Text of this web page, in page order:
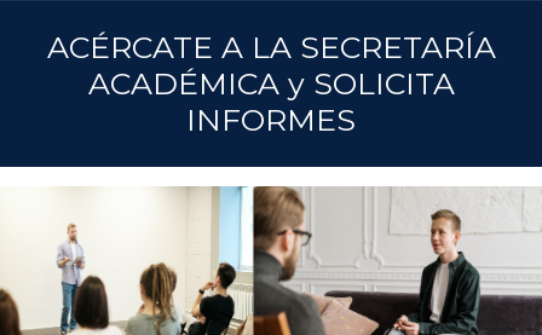
ACÉRCATE A LA SECRETARÍA
ACADÉMICA y SOLICITA
INFORMES